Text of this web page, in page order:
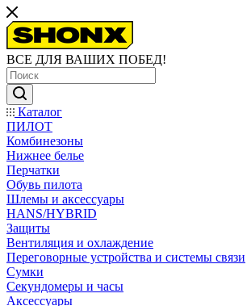
ВСЕ ДЛЯ ВАШИХ ПОБЕД!
Каталог
ПИЛОТ
Комбинезоны
Нижнее белье
Перчатки
Обувь пилота
Шлемы и аксессуары
HANS/HYBRID
Защиты
Вентиляция и охлаждение
Переговорные устройства и системы связи
Сумки
Секундомеры и часы
Аксессуары